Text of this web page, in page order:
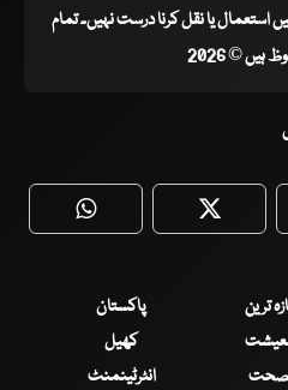
یا نقل کرنا درست نہیں۔ تمام
© 2026
WhatsApp Twitter
ترین
پاکستان
کھیل
صحت انٹرٹینمنٹ